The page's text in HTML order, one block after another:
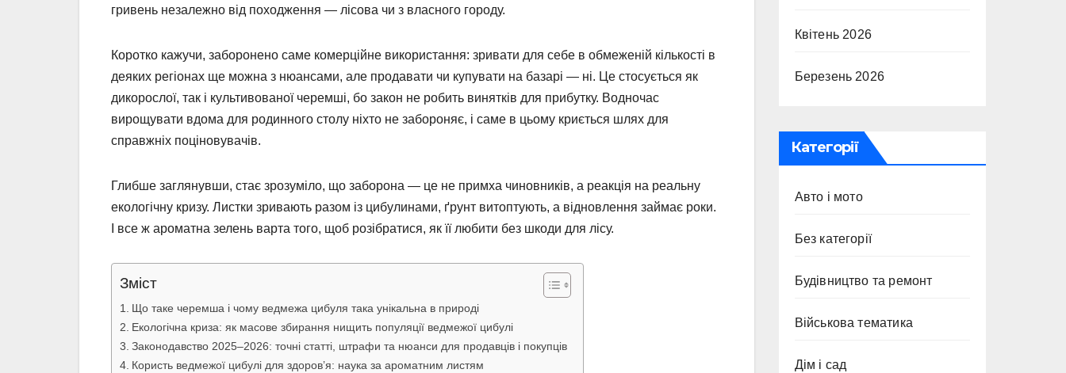
гривень незалежно від походження — лісова чи з власного городу.
Коротко кажучи, заборонено саме комерційне використання: зривати для себе в обмеженій кількості в
деяких регіонах ще можна з нюансами, але продавати чи купувати на базарі — ні. Це стосується як
дикорослої, так і культивованої черемші, бо закон не робить винятків для прибутку. Водночас
вирощувати вдома для родинного столу ніхто не забороняє, і саме в цьому криється шлях для
справжніх поціновувачів.
Глибше заглянувши, стає зрозуміло, що заборона — це не примха чиновників, а реакція на реальну
екологічну кризу. Листки зривають разом із цибулинами, ґрунт витоптують, а відновлення займає роки.
І все ж ароматна зелень варта того, щоб розібратися, як її любити без шкоди для лісу.
Зміст
Що таке черемша і чому ведмежа цибуля така унікальна в природі
Екологічна криза: як масове збирання нищить популяції ведмежої цибулі
Законодавство 2025–2026: точні статті, штрафи та нюанси для продавців і покупців
Користь ведмежої цибулі для здоров’я: наука за ароматним листям
Квітень 2026
Березень 2026
Категорії
Авто і мото
Без категорії
Будівництво та ремонт
Військова тематика
Дім і сад